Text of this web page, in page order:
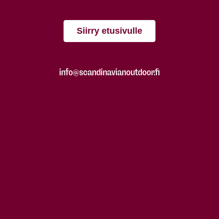
Siirry etusivulle
info@scandinavianoutdoor.fi